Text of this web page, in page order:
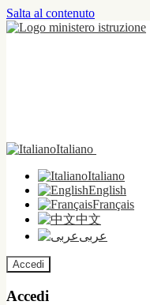
Salta al contenuto
Italiano
Italiano
English
Français
中文
عربى
Accedi
Accedi